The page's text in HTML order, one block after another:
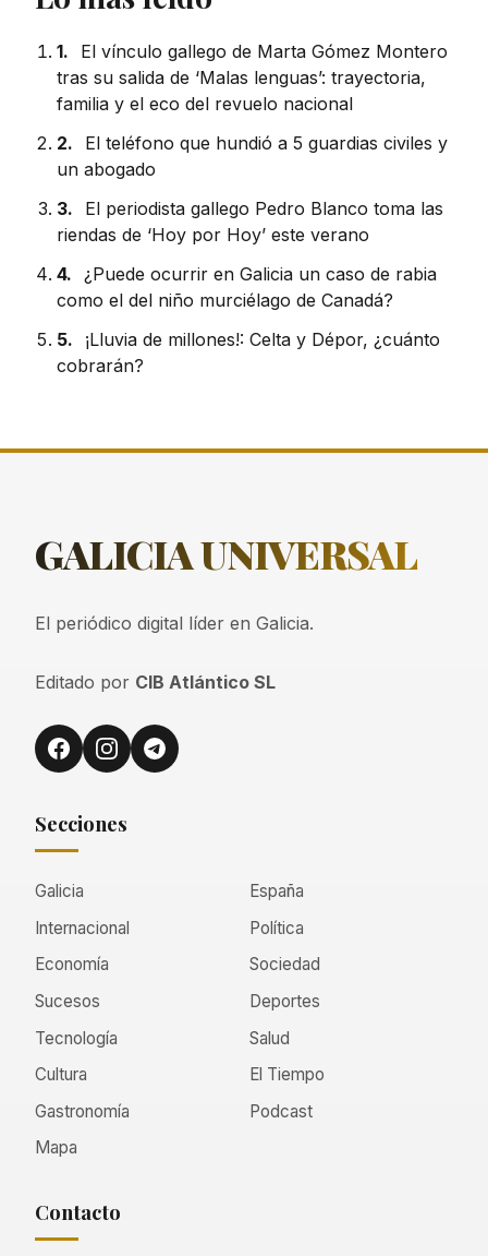
1.
El vínculo gallego de Marta Gómez Montero
tras su salida de ‘Malas lenguas’: trayectoria,
familia y el eco del revuelo nacional
2.
El teléfono que hundió a 5 guardias civiles y
un abogado
3.
El periodista gallego Pedro Blanco toma las
riendas de ‘Hoy por Hoy’ este verano
4. ¿Puede ocurrir en Galicia un caso de rabia
como el del niño murciélago de Canadá?
5.
¡Lluvia de millones!: Celta y Dépor, ¿cuánto
cobrarán?
GALICIAUNIVERSAL
El periódico digital líder en Galicia.
Editado por CIB Atlántico SL
Secciones
Galicia
España
Internacional
Política
Economía
Sociedad
Sucesos
Deportes
Tecnología
Salud
Cultura
El Tiempo
Gastronomía
Podcast
Mapa
Contacto